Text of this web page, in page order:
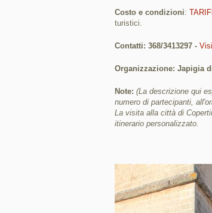
Costo e condizioni:
turistici.
Contatti: 368/3413297 -
Organizzazione: Japigia
Note: (La descrizione qui
numero di partecipanti,
La visita alla città di
itinerario personalizzato.